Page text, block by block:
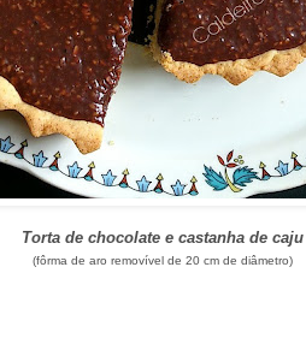
Torta de chocolate e castanha de caju
(fôrma de aro removível de 20 cm de diâmetro)